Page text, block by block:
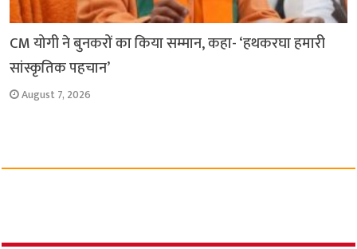
CM योगी ने बुनकरों का किया सम्मान, कहा- ‘हथकरघा हमारी
सांस्कृतिक पहचान’
August 7, 2026